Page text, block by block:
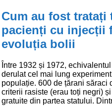
Cum au fost tratați
pacienți cu injecții
evoluția bolii
Între 1932 și 1972,
derulat cel mai lung
populație. 600 de țărani săraci
criterii rasiste (erau toți negri)
gratuite din partea statului.